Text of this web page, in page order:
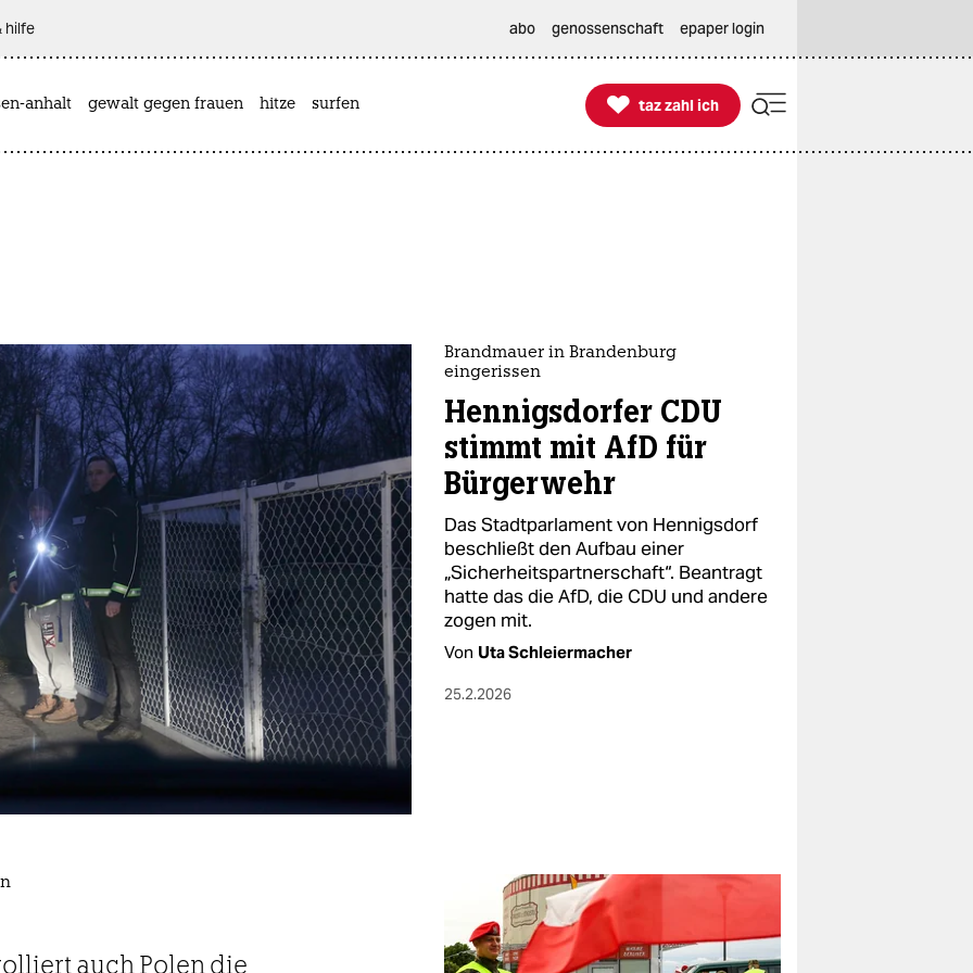
hilfe abo genossenschaft epaper login
anhalt gewalt gegen frauen hitze surfen 
taz zahl ich
taz zahl ich
Brandmauer in Brandenburg
eingerissen
Hennigsdorfer CDU
stimmt mit AfD für
Bürgerwehr
Das Stadtparlament von Hennigsdorf
beschließt den Aufbau einer
„Sicherheitspartnerschaft“. Beantragt
hatte das die AfD, die CDU und andere
zogen mit.
Von Uta Schleiermacher
25.2.2026
auch Polen die